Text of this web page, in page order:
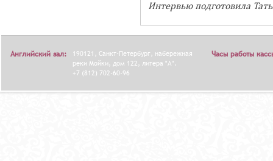
Интервью подготовила
Английский зал:
190121, Санкт-Петербург, набережная
реки Мойки, дом 122, литера "А".
+7 (812) 702-60-96
Часы работы